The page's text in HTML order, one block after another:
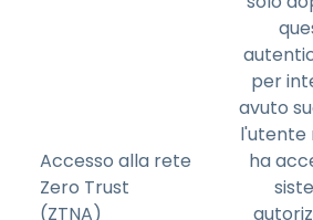
Accesso alla rete
Zero Trust
(ZTNA)
per
avuto
l'utente
ha